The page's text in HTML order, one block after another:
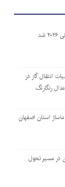
شد
انتقال گاز در
استان اصفهان
در مسیر تحول